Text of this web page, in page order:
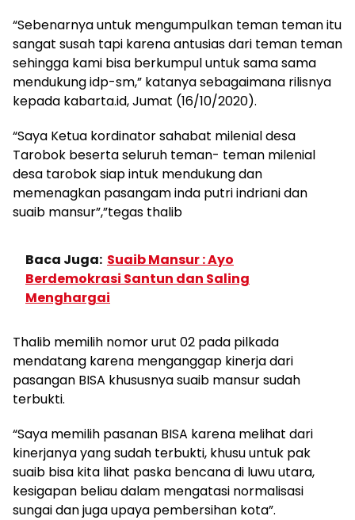
“Sebenarnya untuk mengumpulkan teman teman itu
sangat susah tapi karena antusias dari teman teman
sehingga kami bisa berkumpul untuk sama sama
mendukung idp-sm,” katanya sebagaimana rilisnya
kepada kabarta.id, Jumat (16/10/2020).
“Saya Ketua kordinator sahabat milenial desa
Tarobok beserta seluruh teman- teman milenial
desa tarobok siap intuk mendukung dan
memenagkan pasangam inda putri indriani dan
suaib mansur”,”tegas thalib
Baca Juga: Suaib Mansur : Ayo
Berdemokrasi Santun dan Saling
Menghargai
Thalib memilih nomor urut 02 pada pilkada
mendatang karena menganggap kinerja dari
pasangan BISA khususnya suaib mansur sudah
terbukti.
“Saya memilih pasanan BISA karena melihat dari
kinerjanya yang sudah terbukti, khusu untuk pak
suaib bisa kita lihat paska bencana di luwu utara,
kesigapan beliau dalam mengatasi normalisasi
sungai dan juga upaya pembersihan kota”.